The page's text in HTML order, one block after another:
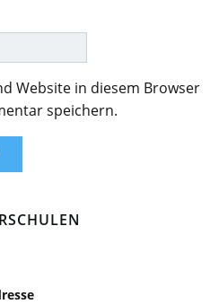
Website in diesem Browser
speichern.